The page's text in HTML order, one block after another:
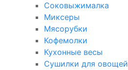
Соковыжималка
Миксеры
Мясорубки
Кофемолки
Кухонные весы
Сушилки для овощей